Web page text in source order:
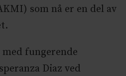
som nå er en del av
fungerende
Diaz ved